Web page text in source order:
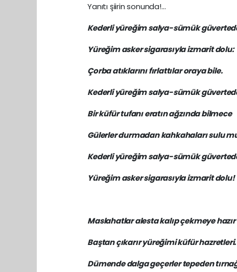
Yanıtı şiirin sonunda!…
Kederli yüreğim salya-sümük
Yüreğim asker sigarasıyla izmarit dolu:
Çorba atıklarını fırlattılar oraya bile.
Kederli yüreğim salya-sümük
Bir küfür tufanı eratın ağzında bilmece
Gülerler durmadan kahkahaları sulu
Kederli yüreğim salya-sümük
Yüreğim asker sigarasıyla izmarit dolu!
Maslahatlar alesta kalıp çekmeye hazır
Baştan çıkarır yüreğimi küfür hazretleri.
Dümende dalga geçerler tepeden